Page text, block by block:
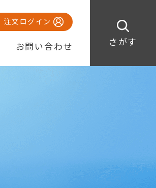
さがす
注文ログイン
お問い合わせ